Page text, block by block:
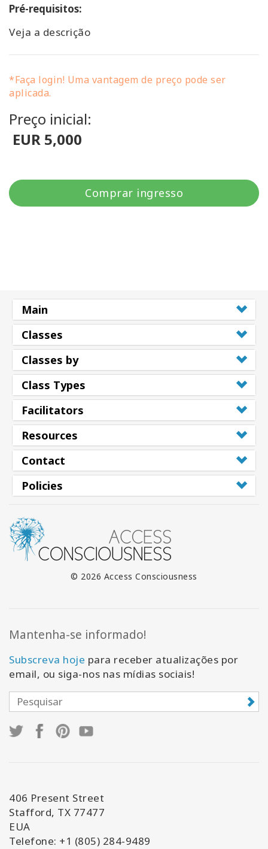
Pré-requisitos:
Veja a descrição
*Faça login! Uma vantagem de preço pode ser
aplicada.
Preço inicial:
EUR 5,000
Comprar ingresso
Main
Classes
Classes by
Class Types
Facilitators
Resources
Contact
Policies
© 2026 Access Consciousness
Mantenha-se informado!
Subscreva hoje para receber atualizações por
email, ou siga-nos nas mídias sociais!
406 Present Street
Stafford, TX 77477
EUA
Telefone: +1 (805) 284-9489